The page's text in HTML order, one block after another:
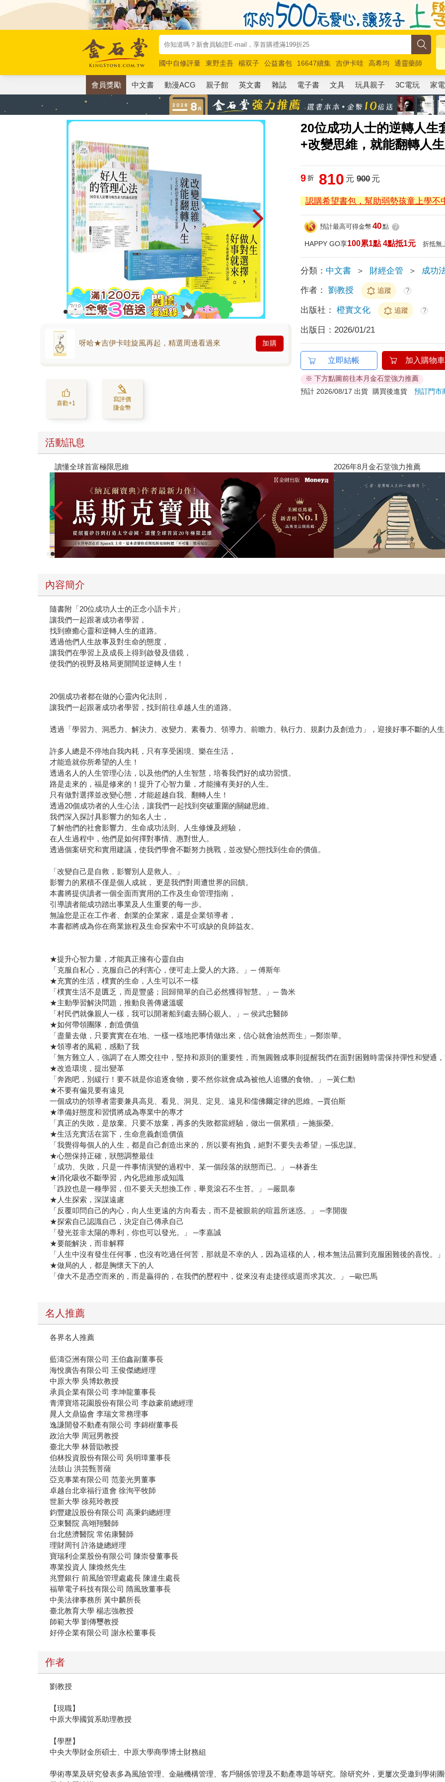
國中自修評量 東野圭吾 楊双子 公益書包 16647續集 吉伊卡哇 高希均
通靈藥師
唯紅花綻放
奧德賽 路邊攤新作 馬斯克 玩具總動員5 超慢跑
會員獎勵 中文書 動漫ACG 親子館 英文書 雜誌 電子書 文具 玩具親子 3C電玩 家電
20位成功人士的逆轉人生
+改變思維，就能翻轉人
呀哈★吉伊卡哇旋風再起，精選周邊看過來 加購
喜歡+1
寫評價
賺金幣
9 折 810 元 900元
認購希望書包，幫助弱勢孩童上學不
預計最高可得金幣 40點 ?
HAPPY GO享100累1點 4點抵1元 折抵無
分類： 中文書 ＞ 財經企管 ＞ 成功
作者： 劉教授 追蹤 ?
出版社： 橙實文化 追蹤 ?
出版日： 2026/01/21
立即結帳 加入購物車
※ 下方點圖前往本月金石堂強力推薦
預計 2026/08/17 出貨
購買後進貨預訂門市
活動訊息
【父親節禮物展】5折起，滿888送88點金幣 閱讀漫遊錄-2026上半年暢
內容簡介
隨書附「20位成功人士的正念小語卡片」
讓我們一起跟著成功者學習，
找到療癒心靈和逆轉人生的道路。
透過他們人生故事及對生命的態度，
讓我們在學習上及成長上得到啟發及借鏡，
使我們的視野及格局更開闊並逆轉人生！
20個成功者都在做的心靈內化法則，
讓我們一起跟著成功者學習，找到前往卓越人生的道路。
透過「學習力、洞悉力、解決力、改變力、素養力、領導力、前瞻力、執行力、規劃力及創造力」，迎接好事不斷的人
許多人總是不停地自我內耗，只有享受困境、樂在生活，
才能造就你所希望的人生！
透過名人的人生管理心法，以及他們的人生智慧，培養我們好的成功習慣。
路是走來的，福是修來的！提升了心智力量，才能擁有美好的人生。
只有做對選擇並改變心態，才能超越自我、翻轉人生！
透過20個成功者的人生心法，讓我們一起找到突破重圍的關鍵思維。
我們深入探討具影響力的知名人士，
了解他們的社會影響力、生命成功法則、人生修煉及經驗，
在人生過程中，他們是如何擇對事情、惠對世人。
透過個案研究和實用建議，使我們學會不斷努力挑戰，並改變心態找到生命的價值。
「改變自己是自救，影響別人是救人。」
影響力的累積不僅是個人成就， 更是我們對周遭世界的回饋。
本書將提供讀者一個全面而實用的工作及生命管理指南，
引導讀者能成功踏出事業及人生重要的每一步。
無論您是正在工作者、創業的企業家，還是企業領導者，
本書都將成為你在商業旅程及生命探索中不可或缺的良師益友。
★提升心智力量，才能真正擁有心靈自由
「克服自私心，克服自己的利害心，便可走上愛人的大路。」─ 傅斯年
★充實的生活，樸實的生命，人生可以不一樣
「樸實生活不是匱乏，而是豐盛；回歸簡單的自己必然獲得智慧。」─ 魯米
★主動學習解決問題，推動良善傳遞溫暖
「村民們就像親人一樣，我可以開著船到處去關心親人。」─ 侯武忠醫師
★如何帶領團隊，創造價值
「盡量去做，只要實實在在地、一樣一樣地把事情做出來，信心就會油然而生」─鄭崇華。
★領導者的風範，感動了我
「無方難立人，強調了在人際交往中，堅持和原則的重要性，而無圓難成事則提醒我們在面對困難時需保持彈性和變通
★改造環境，提出變革
「奔跑吧，別緩行！要不就是你追逐食物，要不然你就會成為被他人追獵的食物。」 ─黃仁勳
★不要有偏見要有遠見
一個成功的領導者需要兼具高見、看見、洞見、定見、遠見和儒佛爾定律的思維。─賈伯斯
★準備好態度和習慣將成為專業中的專才
「真正的失敗，是放棄。只要不放棄，再多的失敗都當經驗，做出一個累積」─施振榮。
★生活充實活在當下，生命意義創造價值
「我覺得每個人的人生，都是自己創造出來的，所以要有抱負，絕對不要失去希望」─張忠謀。
★心態保持正確，狀態調整最佳
「成功、失敗，只是一件事情演變的過程中、某一個段落的狀態而已。」 ─林蒼生
★消化吸收不斷學習，內化思維形成知識
「跌跤也是一種學習，但不要天天想換工作，畢竟滾石不生苔。」 ─嚴凱泰
★人生探索，深謀遠慮
「反覆叩問自己的內心，向人生更遠的方向看去，而不是被眼前的喧囂所迷惑。」 ─李開復
★探索自己認識自己，決定自己傳承自己
「發光並非太陽的專利，你也可以發光。」 ─李嘉誠
★要能解決，而非解釋
「人生中沒有發生任何事，也沒有吃過任何苦，那就是不幸的人，因為這樣的人，根本無法品嘗到克服困難後的喜悅。
★做局的人，都是胸懷天下的人
「偉大不是憑空而來的，而是贏得的，在我們的歷程中，從來沒有走捷徑或退而求其次。」 ─歐巴馬
名人推薦
各界名人推薦
藍濤亞洲有限公司 王伯鑫副董事長
海悅廣告有限公司 王俊傑總經理
中原大學 吳博欽教授
承員企業有限公司 李坤龍董事長
青潭寶塔花園股份有限公司 李啟豪前總經理
晁人文鼎協會 李瑞文常務理事
逸謙開發不動產有限公司 李錦樹董事長
政治大學 周冠男教授
臺北大學 林晉勖教授
伯林投資股份有限公司 吳明璋董事長
法鼓山 洪芸甄菩薩
亞克事業有限公司 范姜光男董事
卓越台北幸福行道會 徐洵平牧師
世新大學 徐苑玲教授
鈞豐建設股份有限公司 高秉鈞總經理
亞東醫院 高翊翔醫師
台北慈濟醫院 常佑康醫師
理財周刊 許洛婕總經理
寶瑞利企業股份有限公司 陳崇發董事長
專業投資人 陳煥然先生
兆豐銀行 前風險管理處處長 陳達生處長
福華電子科技有限公司 隋風致董事長
中美法律事務所 黃中麟所長
臺北教育大學 楊志強教授
師範大學 劉傳璽教授
好停企業有限公司 謝永松董事長
作者
劉教授
【現職】
中原大學國貿系助理教授
【學歷】
中央大學財金所碩士、中原大學商學博士財務組
學術專業及研究發表多為風險管理、金融機構管理、客戶關係管理及不動產專題等研究。除研究外，更屢次受邀到學術